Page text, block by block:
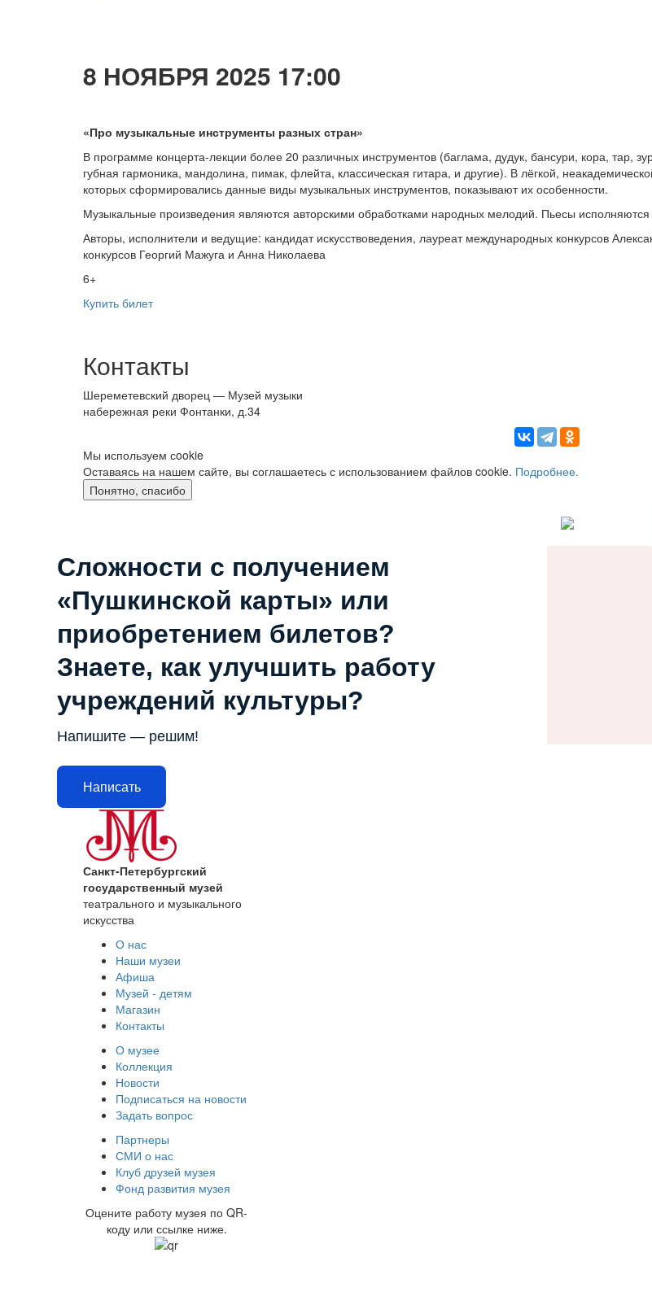
8 НОЯБРЯ 2025 17:00
«Про музыкальные инструменты разных стран»
В программе концерта-лекции более 20 различных инструментов (баглама, дудук, бансури, кора, тар,
губная гармоника, мандолина, пимак, флейта, классическая гитара, и другие). В лёгкой,
которых сформировались данные виды музыкальных инструментов, показывают их особенности.
Музыкальные произведения являются авторскими обработками народных мелодий. Пьесы исполняются
Авторы, исполнители и ведущие: кандидат искусствоведения, лауреат международных конкурсов
конкурсов Георгий Мажуга и Анна Николаева
6+
Купить билет
Контакты
Шереметевский дворец — Музей музыки
набережная реки Фонтанки, д.34
Мы используем сookie
Оставаясь на нашем сайте, вы соглашаетесь с использованием файлов cookie. Подробнее.
Понятно, спасибо
Сложности с получением
«Пушкинской карты» или
приобретением билетов?
Знаете, как улучшить работу
учреждений культуры?
Напишите — решим!
Написать
Санкт-Петербургский
государственный музей
театрального и музыкального
искусства
О нас
Наши музеи
Афиша
Музей - детям
Магазин
Контакты
О музее
Коллекция
Новости
Подписаться на новости
Задать вопрос
Партнеры
СМИ о нас
Клуб друзей музея
Фонд развития музея
Оцените работу музея по QR-
коду или ссылке ниже.